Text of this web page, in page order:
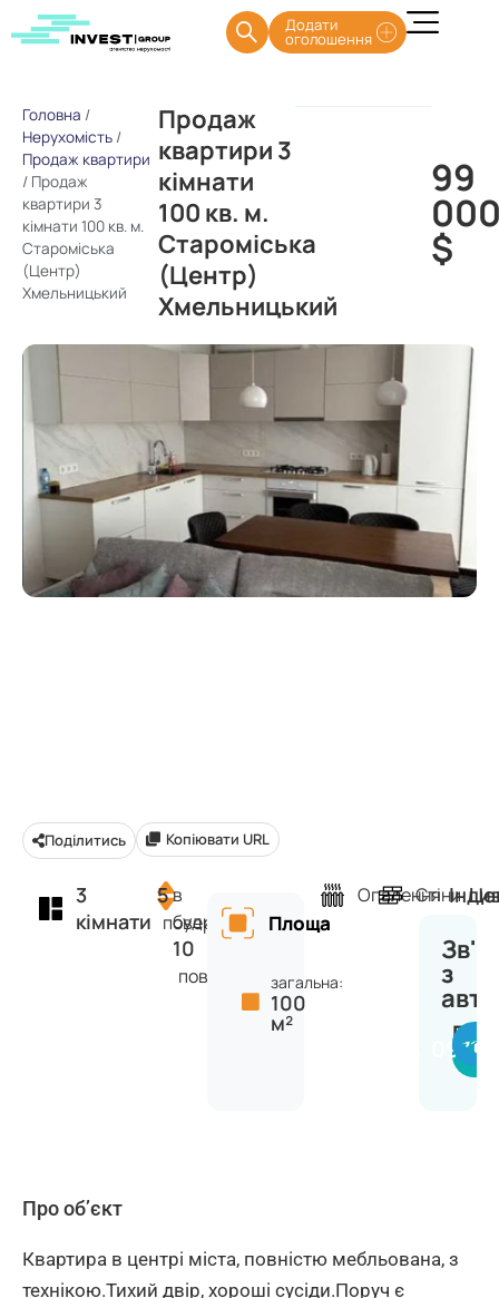
Додати
оголошення
Головна /
Нерухомість /
Продаж квартири
/ Продаж
квартири 3
кімнати 100 кв. м.
Староміська
(Центр)
Хмельницький
Продаж
квартири 3
кімнати
100 кв. м.
Староміська
(Центр)
Хмельницький
99
$
Поділитись Копіювати URL
3
кімнати
5
поверх
в
будинку
10
поверхів
Площа
загальна:
100
м²
ОпаленняСтіни
з
Про об’єкт
Квартира в центрі міста, повністю мебльована, з
технікою.Тихий двір, хороші сусіди.Поруч є